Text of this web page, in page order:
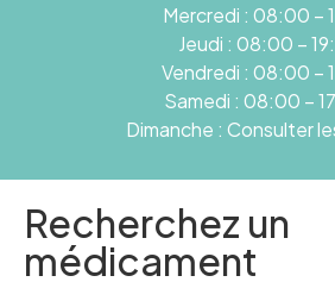
Mercredi : 08:00 –
Jeudi : 08:00 –
Vendredi : 08:00 –
Samedi : 08:00 –
Dimanche : Consulter
Recherchez un
médicament